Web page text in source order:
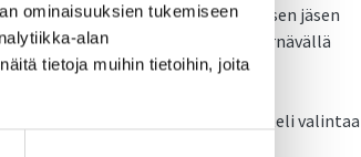
ominaisuuksien tukemiseen
alan
tietoja muihin tietoihin, joita
Tyrnävän Yrittäjien hallituksen jäsen
Saaralle Juhlien Werstaalla Tyrnävällä
14.11.2025.
Tyrnävän Yrittäjien raati perusteli valintaa